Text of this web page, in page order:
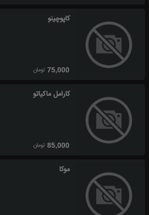
کاپوچینو
75,000 تومان
کارامل ماکیاتو
85,000 تومان
موکا